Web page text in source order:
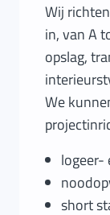
Wij
in, van A
opslag,
We
logeer-
short